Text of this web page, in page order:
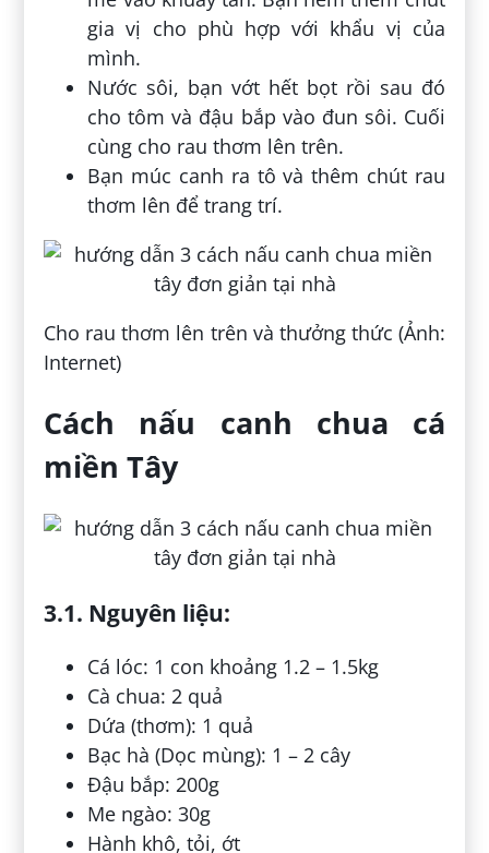
gia vị cho phù hợp với khẩu vị của
mình.
Nước sôi, bạn vớt hết bọt rồi sau đó
cho tôm và đậu bắp vào đun sôi. Cuối
cùng cho rau thơm lên trên.
Bạn múc canh ra tô và thêm chút rau
thơm lên để trang trí.
Cho rau thơm lên trên và thưởng thức (Ảnh:
Internet)
Cách nấu canh chua cá
miền Tây
3.1. Nguyên liệu:
Cá lóc: 1 con khoảng 1.2 – 1.5kg
Cà chua: 2 quả
Dứa (thơm): 1 quả
Bạc hà (Dọc mùng): 1 – 2 cây
Đậu bắp: 200g
Me ngào: 30g
Hành khô, tỏi, ớt